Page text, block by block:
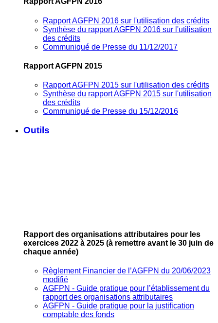
Rapport AGFPN 2016 sur l'utilisation des crédits
Synthèse du rapport AGFPN 2016 sur l'utilisation
des crédits
Communiqué de Presse du 11/12/2017
Rapport AGFPN 2015
Rapport AGFPN 2015 sur l'utilisation des crédits
Synthèse du rapport AGFPN 2015 sur l'utilisation
des crédits
Communiqué de Presse du 15/12/2016
Outils
Rapport des organisations attributaires pour les
exercices 2022 à 2025 (à remettre avant le 30 juin de
chaque année)
Règlement Financier de l’AGFPN du 20/06/2023
modifié
AGFPN ‐ Guide pratique pour l’établissement du
rapport des organisations attributaires
AGFPN ‐ Guide pratique pour la justification
comptable des fonds